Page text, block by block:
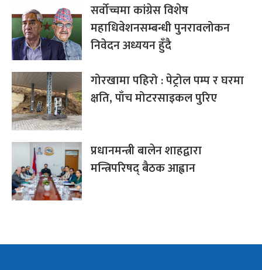
सर्वोच्चमा कांग्रेस विशेष
महाधिवेशनसम्बन्धी पुनरावलोकन
निवेदन अध्ययन हुँदै
गोरखामा पहिरो : पेट्रोल पम्प र घरमा
क्षति, पाँच मोटरसाइकल पुरिए
प्रधानमन्त्री बालेन शाहद्वारा
मन्त्रिपरिषद् बैठक आह्वान